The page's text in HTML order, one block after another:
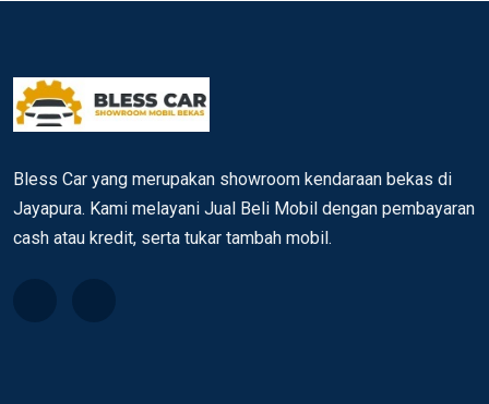
Bless Car yang merupakan showroom kendaraan bekas di
Jayapura. Kami melayani Jual Beli Mobil dengan pembayaran
cash atau kredit, serta tukar tambah mobil.